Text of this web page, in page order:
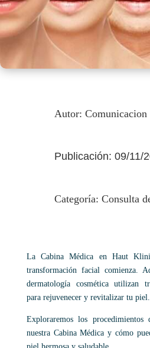
Autor:
Publicación: 09/11/
Categoría: Consulta
La Cabina Médica en Haut
transformación facial comienza.
dermatología cosmética utilizan
para rejuvenecer y revitalizar tu piel.
Exploraremos los
nuestra Cabina Médica y cómo